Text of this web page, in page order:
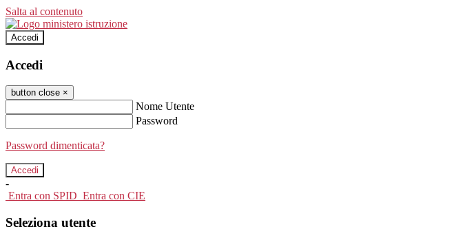
Salta al contenuto
Accedi
Accedi
button close ×
Nome Utente
Password
Password dimenticata?
-
Entra con SPID Entra con CIE
Seleziona utente